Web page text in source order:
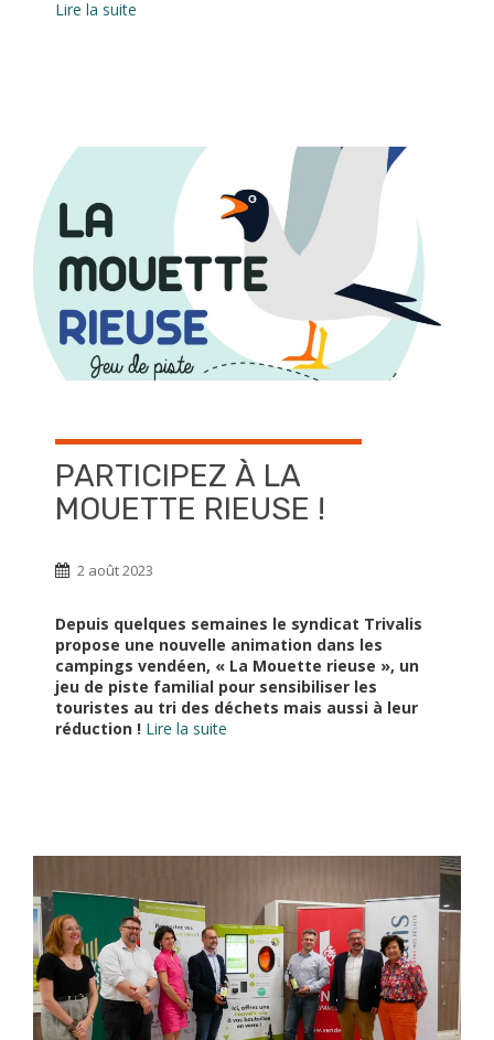
Lire la suite
PARTICIPEZ À LA
MOUETTE RIEUSE !
2 août 2023
Depuis quelques semaines le syndicat Trivalis
propose une nouvelle animation dans les
campings vendéen, « La Mouette rieuse », un
jeu de piste familial pour sensibiliser les
touristes au tri des déchets mais aussi à leur
réduction ! Lire la suite